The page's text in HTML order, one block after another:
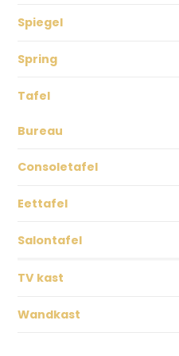
Spiegel
Spring
Tafel
Bureau
Consoletafel
Eettafel
Salontafel
TV kast
Wandkast